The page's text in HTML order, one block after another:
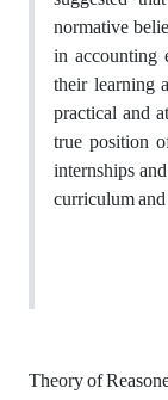
normative
in accounting
their learning
practical and
true position
internships
curriculum
Theory of